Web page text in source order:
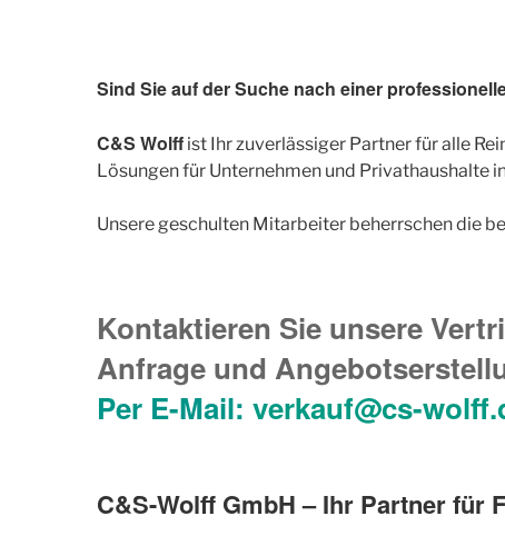
Sind Sie auf der Suche nach einer
C&S Wolff ist Ihr zuverlässiger Partner für alle
Lösungen für Unternehmen und Privathaushalte
Unsere geschulten Mitarbeiter beherrschen die
Kontaktieren Sie unsere
Anfrage und
Per E-Mail: verkauf@cs-
C&S-Wolff GmbH – Ihr Partner für